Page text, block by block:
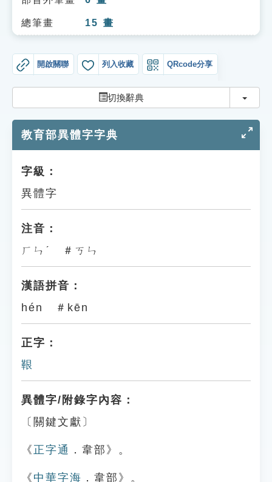
單字索引
貓頭鷹博士
總筆畫 15 畫
開啟關聯 列入收藏 QRcode分享
切換辭典 切換
教育部異體字字典
字級：
異體字
注音：
ㄏㄣˊ ＃ㄎㄣ
漢語拼音：
hén ＃kēn
正字：
鞎
異體字/附錄字內容：
〔關鍵文獻〕
《 正字通 ．韋部》。
《 中華字海 ．韋部》。